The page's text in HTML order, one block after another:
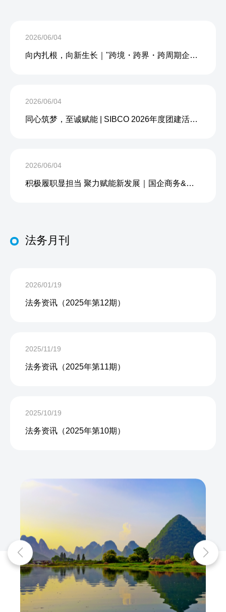
2026/06/04
向内扎根，向新生长｜"跨境・跨界・跨周期企业内生力沙龙"成功举办
2026/06/04
同心筑梦，至诚赋能 | SIBCO 2026年度团建活动圆满收官
2026/06/04
积极履职显担当 聚力赋能新发展｜国企商务&中企人力出席上海现代服务业联合会第五届会员大会第三次会议暨2026服务业高质量发展大会
法务月刊
2026/01/19
法务资讯（2025年第12期）
2025/11/19
法务资讯（2025年第11期）
2025/10/19
法务资讯（2025年第10期）